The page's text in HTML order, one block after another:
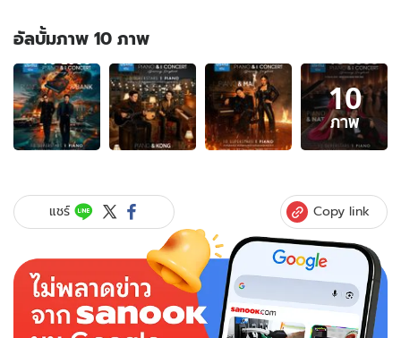
อัลบั้มภาพ 10 ภาพ
อัลบั้ม
ภาพ
10
ภาพ
ของ
i
CONCERT
ตัว
ระดับ
ตำนาน!
10
ภาพ
แชร์ Copy link